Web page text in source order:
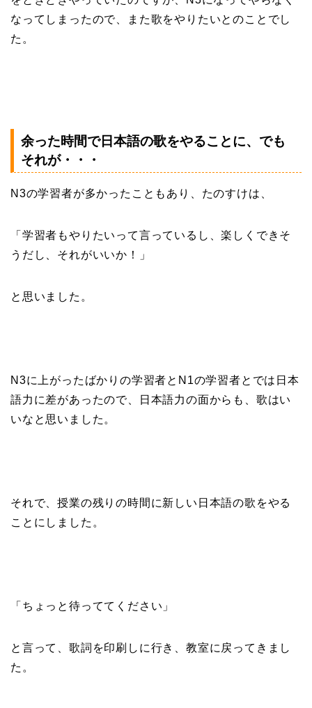
なってしまったので、また歌をやりたいとのことでし
た。
余った時間で日本語の歌をやることに、でも
それが・・・
N3の学習者が多かったこともあり、たのすけは、
「学習者もやりたいって言っているし、楽しくできそ
うだし、それがいいか！」
と思いました。
N3に上がったばかりの学習者とN1の学習者とでは日本
語力に差があったので、日本語力の面からも、歌はい
いなと思いました。
それで、授業の残りの時間に新しい日本語の歌をやる
ことにしました。
「ちょっと待っててください」
と言って、歌詞を印刷しに行き、教室に戻ってきまし
た。